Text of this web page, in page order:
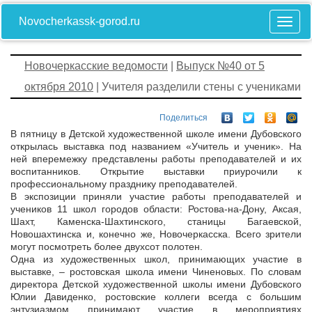
Novocherkassk-gorod.ru
Новочеркасские ведомости
Выпуск №40 от 5
октября 2010 | Учителя разделили стены с учениками
Поделиться
В пятницу в Детской художественной школе имени Дубовского
открылась выставка под названием «Учитель и ученик». На
ней вперемежку представлены работы преподавателей и их
воспитанников. Открытие выставки приурочили к
профессиональному празднику преподавателей.
В экспозиции приняли участие работы преподавателей и
учеников 11 школ городов области: Ростова-на-Дону, Аксая,
Шахт, Каменска-Шахтинского, станицы Багаевской,
Новошахтинска и, конечно же, Новочеркасска. Всего зрители
могут посмотреть более двухсот полотен.
Одна из художественных школ, принимающих участие в
выставке, – ростовская школа имени Чиненовых. По словам
директора Детской художественной школы имени Дубовского
Юлии Давиденко, ростовские коллеги всегда с большим
энтузиазмом принимают участие в мероприятиях